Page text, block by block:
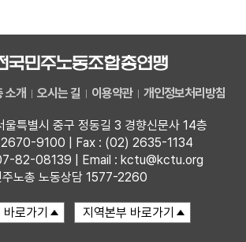
소개 오시는 길 이용약관 개인정보처리방침
특별시 중구 정동길 3 경향신문사 14층
9100 | Fax : (02) 2635-1134
82-08139 | Email : kctu@kctu.org
주노총 노동상담 1577-2260